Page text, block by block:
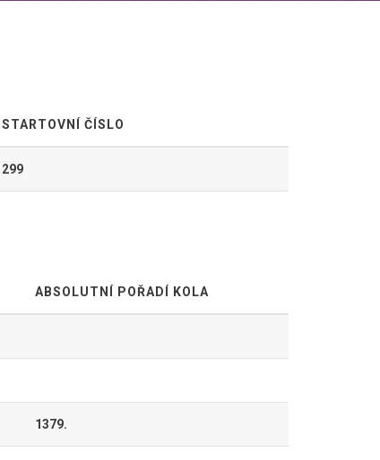
STARTOVNÍ ČÍSLO
299
ABSOLUTNÍ POŘADÍ KOLA
1379.